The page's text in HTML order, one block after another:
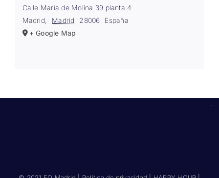
Calle María de Molina 39 planta 4
Madrid
Madrid 28006
España
+ Google Map